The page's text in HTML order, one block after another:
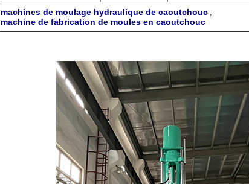
machines de moulage hydraulique de caoutchouc ,
machine de fabrication de moules en caoutchouc